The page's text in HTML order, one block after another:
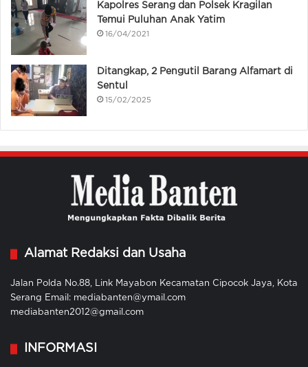
Kapolres Serang dan Polsek Kragilan
Temui Puluhan Anak Yatim
16/04/2021
Ditangkap, 2 Pengutil Barang Alfamart di
Sentul
15/02/2025
Alamat Redaksi dan Usaha
Jalan Polda No.88, Link Mayabon Kecamatan Cipocok Jaya, Kota
Serang Email: mediabanten@ymail.com
mediabanten2012@gmail.com
INFORMASI